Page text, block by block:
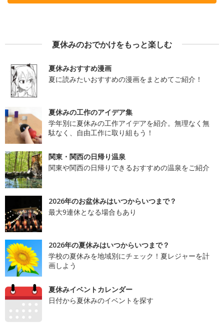
夏休みのおでかけをもっと楽しむ
夏休みおすすめ漫画
夏に読みたいおすすめの漫画をまとめてご紹介！
夏休みの工作のアイデア集
学年別に夏休みの工作アイデアを紹介。無理なく無
駄なく、自由工作に取り組もう！
関東・関西の日帰り温泉
関東や関西の日帰りできるおすすめの温泉をご紹介
2026年のお盆休みはいつからいつまで？
最大9連休となる場合もあり
2026年の夏休みはいつからいつまで？
学校の夏休みを地域別にチェック！夏レジャーを計
画しよう
夏休みイベントカレンダー
日付から夏休みのイベントを探す